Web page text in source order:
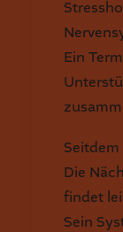
Ein
Seitdem
Die
findet
Sein